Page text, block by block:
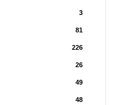
3
81
226
26
49
48